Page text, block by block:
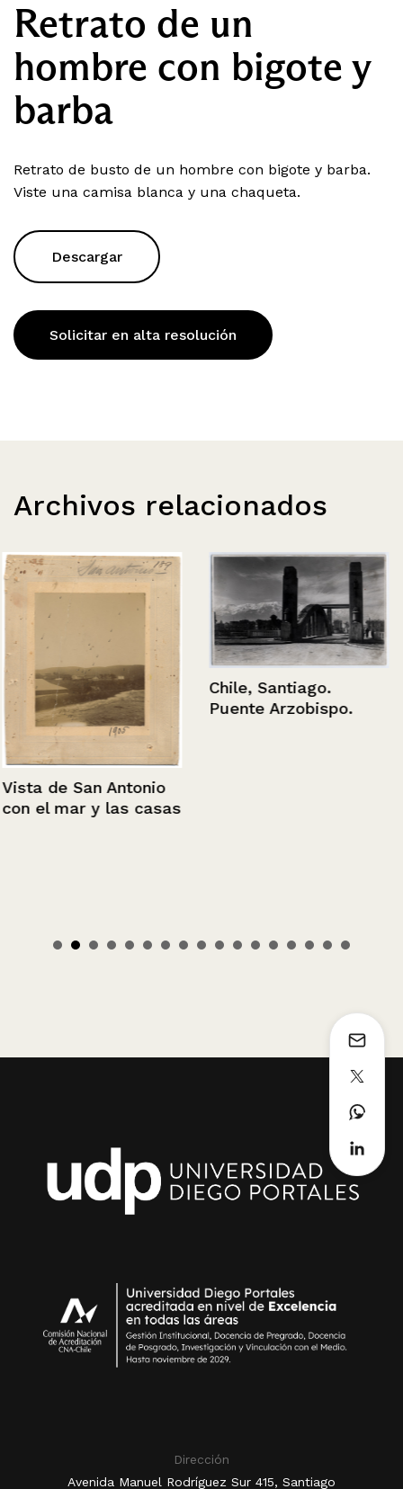
Retrato de un
hombre con bigote y
barba
Retrato de busto de un hombre con bigote y barba.
Viste una camisa blanca y una chaqueta.
Descargar
Solicitar en alta resolución
Archivos relacionados
Vista de San Antonio
con el mar y las casas
Chile, Santiago.
Puente Arzobispo.
Dirección
Avenida Manuel Rodríguez Sur 415, Santiago